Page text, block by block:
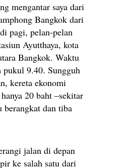
mengantar saya dari
Bangkok dari
pagi, pelan-pelan
Ayutthaya, kota
Bangkok. Waktu
pukul 9.40. Sungguh
kereta ekonomi
20 baht –sekitar
berangkat dan tiba
jalan di depan
ke salah satu dari